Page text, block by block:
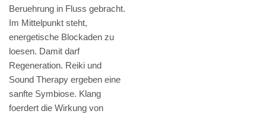
Beruehrung in Fluss gebracht.
Im Mittelpunkt steht,
energetische Blockaden zu
loesen. Damit darf
Regeneration. Reiki und
Sound Therapy ergeben eine
sanfte Symbiose. Klang
foerdert die Wirkung von